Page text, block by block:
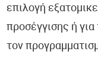
επιλογή
προσέγγισης ή
τον